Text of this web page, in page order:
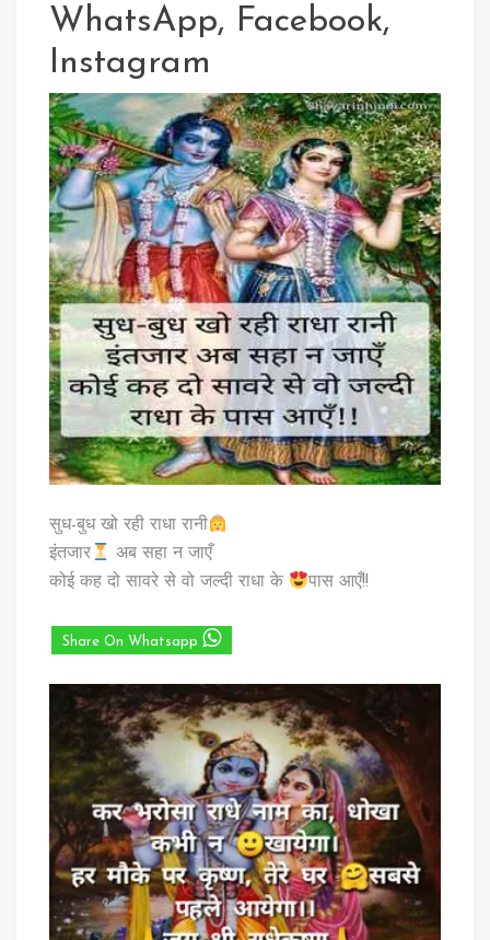
WhatsApp, Facebook,
Instagram
सुध-बुध खो रही राधा रानी
इंतजार
अब सहा न जाएँ
कोई कह दो सावरे से वो जल्दी राधा के
पास आएँ!!
Share On Whatsapp